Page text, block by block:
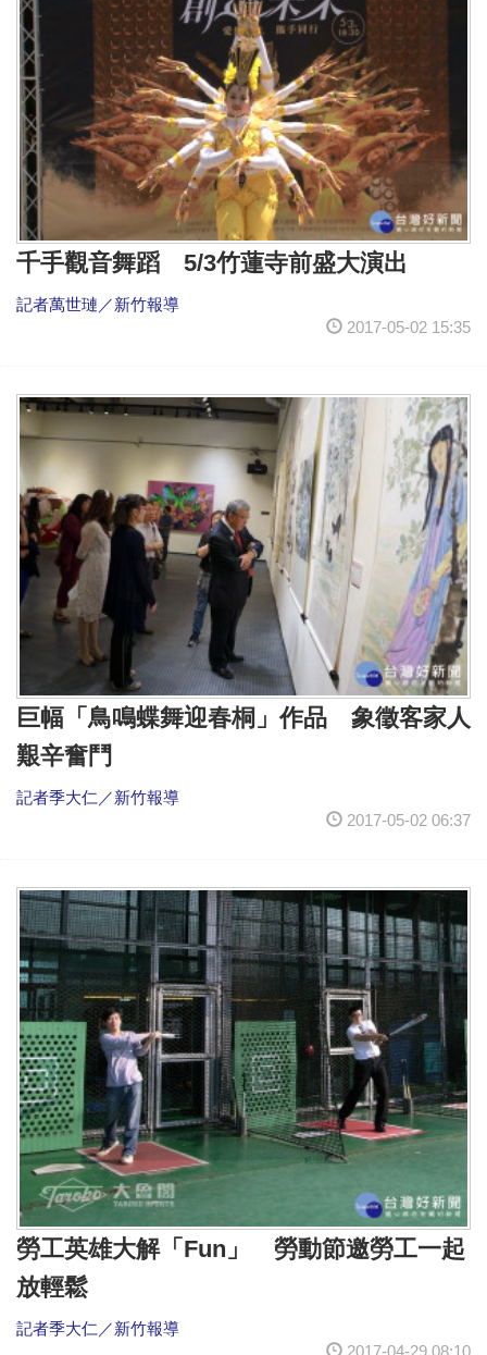
千手觀音舞蹈 5/3竹蓮寺前盛大演出
記者萬世璉／新竹報導
2017-05-02 15:35
巨幅「鳥鳴蝶舞迎春桐」作品 象徵客家人
艱辛奮鬥
記者季大仁／新竹報導
2017-05-02 06:37
勞工英雄大解「Fun」 勞動節邀勞工一起
放輕鬆
記者季大仁／新竹報導